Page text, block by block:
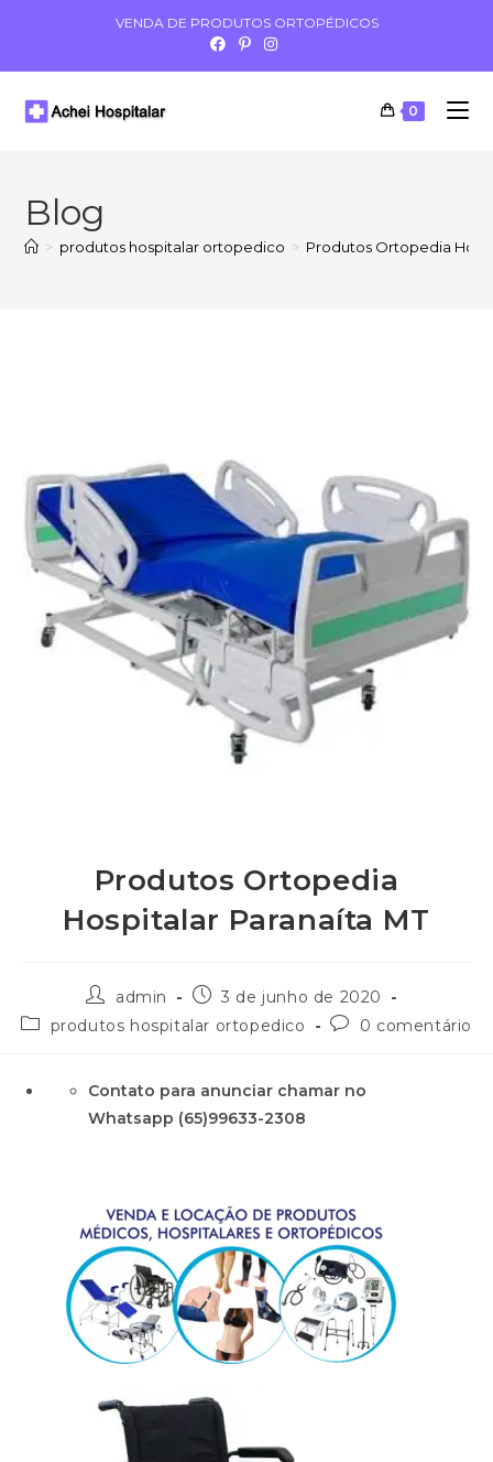
VENDA DE PRODUTOS ORTOPÉDICOS
0
Blog
> produtos hospitalar ortopedico > Produtos Ortopedia
Produtos Ortopedia
Hospitalar Paranaíta MT
admin
3 de junho de 2020
produtos hospitalar ortopedico
0 comentário
Contato para anunciar chamar no
Whatsapp (65)99633-2308